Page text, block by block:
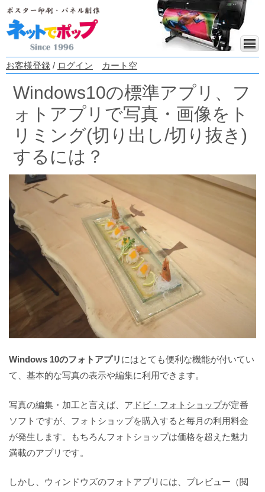
お客様登録 / ログイン カート空
Windows10の標準アプリ、フ
ォトアプリで写真・画像をト
リミング(切り出し/切り抜き)
するには？
Windows 10のフォトアプリ にはとても便利な機能が付いてい
て、基本的な写真の表示や編集に利用できます。
写真の編集・加工と言えば、ア ドビ・フォトショップが定番
ソフトですが、フォトショップを購入すると毎月の利用料金
が発生します。もちろんフォトショップは価格を超えた魅力
満載のアプリです。
しかし、ウィンドウズのフォトアプリには、プレビュー（閲